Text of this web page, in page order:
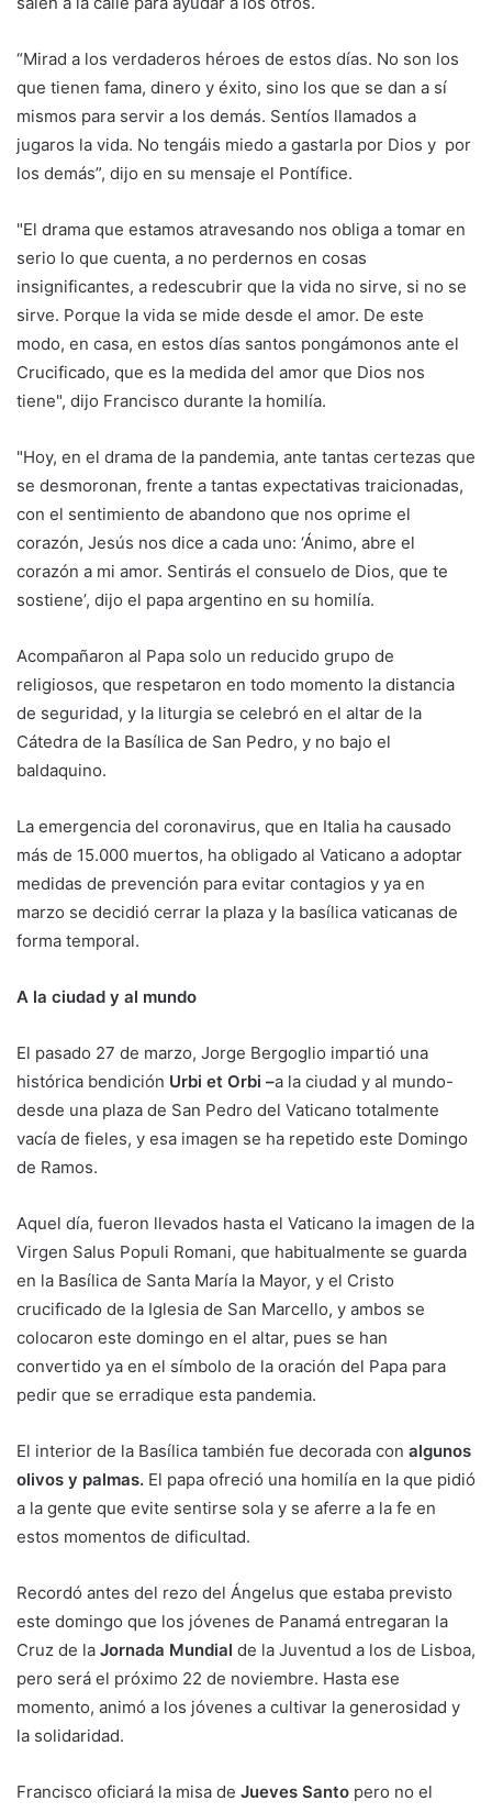
“Mirad a los verdaderos héroes de estos días. No son los
que tienen fama, dinero y éxito, sino los que se dan a sí
mismos para servir a los demás. Sentíos llamados a
jugaros la vida. No tengáis miedo a gastarla por Dios y por
los demás”, dijo en su mensaje el Pontífice.
"El drama que estamos atravesando nos obliga a tomar en
serio lo que cuenta, a no perdernos en cosas
insignificantes, a redescubrir que la vida no sirve, si no se
sirve. Porque la vida se mide desde el amor. De este
modo, en casa, en estos días santos pongámonos ante el
Crucificado, que es la medida del amor que Dios nos
tiene", dijo Francisco durante la homilía.
"Hoy, en el drama de la pandemia, ante tantas certezas que
se desmoronan, frente a tantas expectativas traicionadas,
con el sentimiento de abandono que nos oprime el
corazón, Jesús nos dice a cada uno: ‘Ánimo, abre el
corazón a mi amor. Sentirás el consuelo de Dios, que te
sostiene’, dijo el papa argentino en su homilía.
Acompañaron al Papa solo un reducido grupo de
religiosos, que respetaron en todo momento la distancia
de seguridad, y la liturgia se celebró en el altar de la
Cátedra de la Basílica de San Pedro, y no bajo el
baldaquino.
La emergencia del coronavirus, que en Italia ha causado
más de 15.000 muertos, ha obligado al Vaticano a adoptar
medidas de prevención para evitar contagios y ya en
marzo se decidió cerrar la plaza y la basílica vaticanas de
forma temporal.
A la ciudad y al mundo
El pasado 27 de marzo, Jorge Bergoglio impartió una
histórica bendición Urbi et Orbi –a la ciudad y al mundo-
desde una plaza de San Pedro del Vaticano totalmente
vacía de fieles, y esa imagen se ha repetido este Domingo
de Ramos.
Aquel día, fueron llevados hasta el Vaticano la imagen de la
Virgen Salus Populi Romani, que habitualmente se guarda
en la Basílica de Santa María la Mayor, y el Cristo
crucificado de la Iglesia de San Marcello, y ambos se
colocaron este domingo en el altar, pues se han
convertido ya en el símbolo de la oración del Papa para
pedir que se erradique esta pandemia.
El interior de la Basílica también fue decorada con algunos
olivos y palmas. El papa ofreció una homilía en la que pidió
a la gente que evite sentirse sola y se aferre a la fe en
estos momentos de dificultad.
Recordó antes del rezo del Ángelus que estaba previsto
este domingo que los jóvenes de Panamá entregaran la
Cruz de la Jornada Mundial de la Juventud a los de Lisboa,
pero será el próximo 22 de noviembre. Hasta ese
momento, animó a los jóvenes a cultivar la generosidad y
la solidaridad.
Francisco oficiará la misa de Jueves Santo pero no el